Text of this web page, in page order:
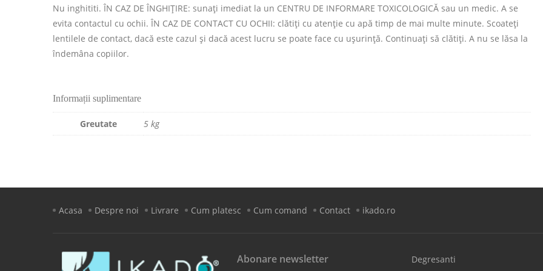
Nu inghititi. ÎN CAZ DE ÎNGHIŢIRE: sunaţi imediat la un CENTRU DE INFORMARE TOXICOLOGICĂ sau un medic. A se
evita contactul cu ochii. ÎN CAZ DE CONTACT CU OCHII: clătiţi cu atenţie cu apă timp de mai multe minute. Scoateţi
lentilele de contact, dacă este cazul şi dacă acest lucru se poate face cu uşurinţă. Continuaţi să clătiţi. A nu se lăsa la
îndemâna copiilor.
Informații suplimentare
Greutate 5 kg
Acasa Despre noi Livrare Cum platesc Cum comand Contact ikado.ro
Abonare newsletter Degresanti